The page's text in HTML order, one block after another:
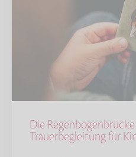
Die
Trauerbegleitung für